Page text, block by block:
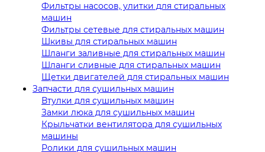
Фильтры насосов, улитки для стиральных
машин
Фильтры сетевые для стиральных машин
Шкивы для стиральных машин
Шланги заливные для стиральных машин
Шланги сливные для стиральных машин
Щетки двигателей для стиральных машин
Запчасти для сушильных машин
Втулки для сушильных машин
Замки люка для сушильных машин
Крыльчатки вентилятора для сушильных
машины
Ролики для сушильных машин